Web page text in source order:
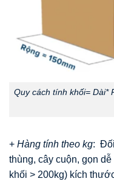
Quy cách tính khối= Dài*
+ Hàng tính theo kg:
thùng, cây cuộn, gọn
khối > 200kg) kích